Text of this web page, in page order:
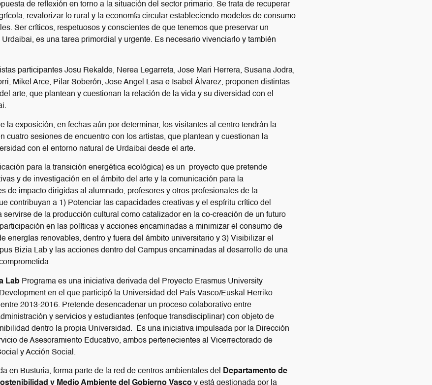
de reflexión en torno a la situación del sector primario. Se trata de recuperar
revalorizar lo rural y la economía circular estableciendo modelos de consumo
Ser críticos, respetuosos y conscientes de que tenemos que preservar un
es una tarea primordial y urgente. Es necesario vivenciarlo y también
participantes Josu Rekalde, Nerea Legarreta, Jose Mari Herrera, Susana Jodra,
Mikel Arce, Pilar Soberón, Jose Angel Lasa e Isabel Álvarez, proponen distintas
arte, que plantean y cuestionan la relación de la vida y su diversidad con el
la exposición, en fechas aún por determinar, los visitantes al centro tendrán la
cuatro sesiones de encuentro con los artistas, que plantean y cuestionan la
con el entorno natural de Urdaibai desde el arte.
para la transición energética ecológica) es un proyecto que pretende
y de investigación en el ámbito del arte y la comunicación para la
de impacto dirigidas al alumnado, profesores y otros profesionales de la
contribuyan a 1) Potenciar las capacidades creativas y el espíritu crítico del
servirse de la producción cultural como catalizador en la co-creación de un futuro
en las políticas y acciones encaminadas a minimizar el consumo de
energías renovables, dentro y fuera del ámbito universitario y 3) Visibilizar el
Bizia Lab y las acciones dentro del Campus encaminadas al desarrollo de una
Lab Programa es una iniciativa derivada del Proyecto Erasmus University
en el que participó la Universidad del País Vasco/Euskal Herriko
2013-2016. Pretende desencadenar un proceso colaborativo entre
y servicios y estudiantes (enfoque transdisciplinar) con objeto de
dentro la propia Universidad. Es una iniciativa impulsada por la Dirección
de Asesoramiento Educativo, ambos pertenecientes al Vicerrectorado de
y Acción Social.
en Busturia, forma parte de la red de centros ambientales del
Departamento de
y Medio Ambiente del Gobierno Vasco y está gestionada por la